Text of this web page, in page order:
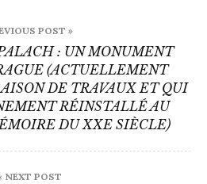
POST »
: UN MONUMENT
(ACTUELLEMENT
DE TRAVAUX ET QUI
RÉINSTALLÉ AU
DU XXE SIÈCLE)
NEXT POST